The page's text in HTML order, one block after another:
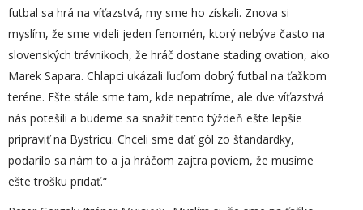
futbal sa hrá na víťazstvá, my sme ho získali. Znova si
myslím, že sme videli jeden fenomén, ktorý nebýva často na
slovenských trávnikoch, že hráč dostane stading ovation, ako
Marek Sapara. Chlapci ukázali ľuďom dobrý futbal na ťažkom
teréne. Ešte stále sme tam, kde nepatríme, ale dve víťazstvá
nás potešili a budeme sa snažiť tento týždeň ešte lepšie
pripraviť na Bystricu. Chceli sme dať gól zo štandardky,
podarilo sa nám to a ja hráčom zajtra poviem, že musíme
ešte trošku pridať.“